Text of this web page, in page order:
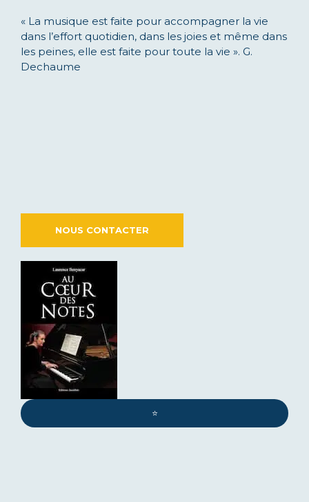
« La musique est faite pour accompagner la vie
dans l’effort quotidien, dans les joies et même dans
les peines, elle est faite pour toute la vie ». G.
Dechaume
NOUS CONTACTER
⭐️